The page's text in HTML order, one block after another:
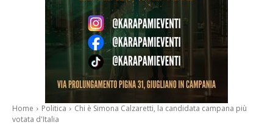
Home Politica
Chi è Simona Calzaretti, la candidata campana più
votata d'Italia